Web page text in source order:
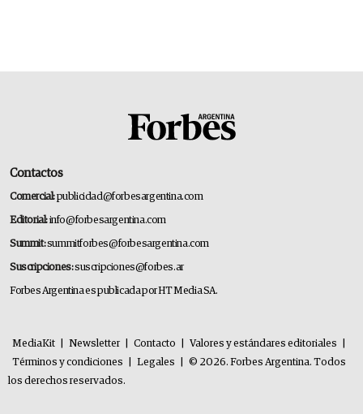
Contactos
Comercial:publicidad@forbesargentina.com
Editorial:info@forbesargentina.com
Summit:summitforbes@forbesargentina.com
Suscripciones:suscripciones@forbes.ar
Forbes Argentina es publicada por HT Media SA.
MediaKit Newsletter Contacto Valores y estándares editoriales
Términos y condiciones
Legales
© 2026. Forbes Argentina. Todos
los derechos reservados.